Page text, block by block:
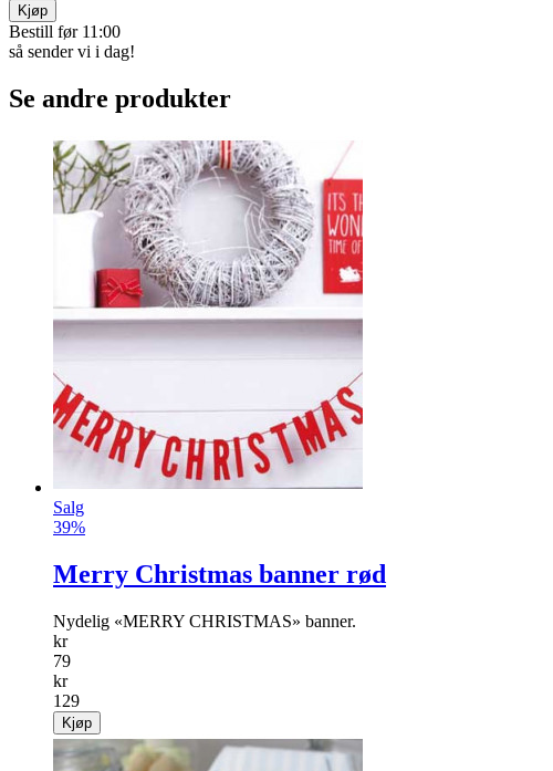
Kjøp
Bestill før 11:00
så sender vi i dag!
Se andre produkter
Salg
39%
Merry Christmas banner rød
Nydelig «MERRY CHRISTMAS» banner.
kr
79
kr
129
Kjøp